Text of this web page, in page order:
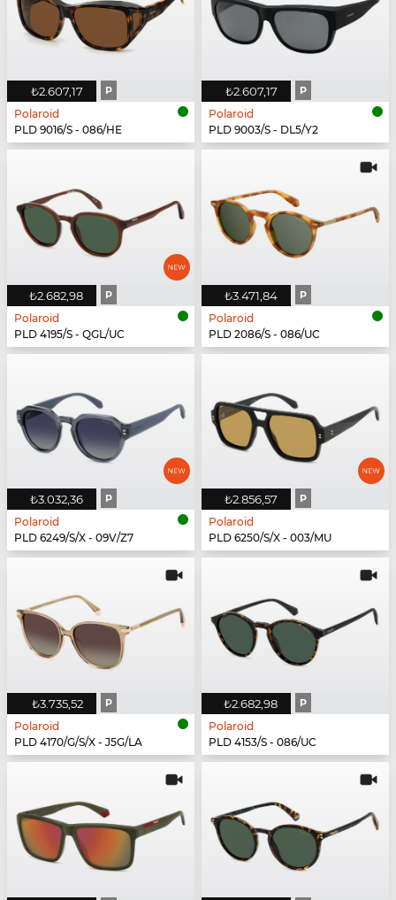
₺2.607,17 P
Polaroid
PLD 9016/S - 086/HE
₺2.607,17 P
Polaroid
PLD 9003/S - DL5/Y2
₺2.682,98 P
Polaroid
PLD 4195/S - QGL/UC
₺3.471,84 P
Polaroid
PLD 2086/S - 086/UC
₺3.032,36 P
Polaroid
PLD 6249/S/X - 09V/Z7
₺2.856,57 P
Polaroid
PLD 6250/S/X - 003/MU
₺3.735,52 P
Polaroid
PLD 4170/G/S/X - J5G/LA
₺2.682,98 P
Polaroid
PLD 4153/S - 086/UC